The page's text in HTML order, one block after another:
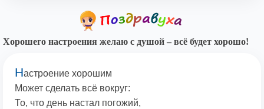
Хорошего настроения желаю с душой – всё будет хорошо!
Настроение хорошим
Может сделать всё вокруг:
То, что день настал погожий,